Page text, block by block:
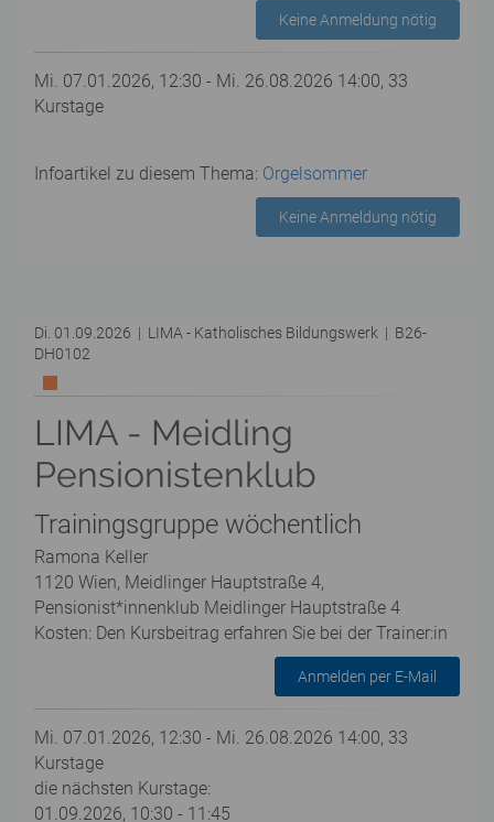
Keine Anmeldung nötig
Mi. 07.01.2026, 12:30 - Mi. 26.08.2026 14:00, 33
Kurstage
Infoartikel zu diesem Thema: Orgelsommer
Keine Anmeldung nötig
Di. 01.09.2026 | LIMA - Katholisches Bildungswerk | B26-
DH0102
LIMA - Meidling
Pensionistenklub
Trainingsgruppe wöchentlich
Ramona Keller
1120 Wien, Meidlinger Hauptstraße 4,
Pensionist*innenklub Meidlinger Hauptstraße 4
Kosten: Den Kursbeitrag erfahren Sie bei der Trainer:in
Anmelden per E-Mail
Mi. 07.01.2026, 12:30 - Mi. 26.08.2026 14:00, 33
Kurstage
die nächsten Kurstage:
01.09.2026, 10:30 - 11:45